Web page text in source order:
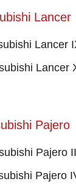
Lancer
Lancer
Lancer
Pajero
Pajero
Pajero